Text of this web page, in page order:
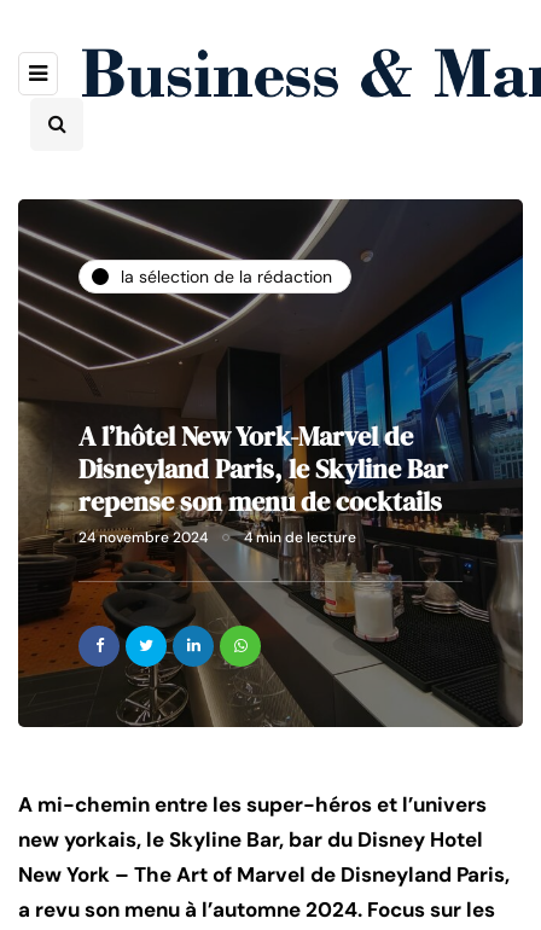
la sélection de la rédaction
A l’hôtel New York-Marvel de
Disneyland Paris, le Skyline Bar
repense son menu de cocktails
24 novembre 2024 4 min de lecture
A mi-chemin entre les super-héros et l’univers
new yorkais, le Skyline Bar, bar du Disney Hotel
New York – The Art of Marvel de Disneyland Paris,
a revu son menu à l’automne 2024. Focus sur les